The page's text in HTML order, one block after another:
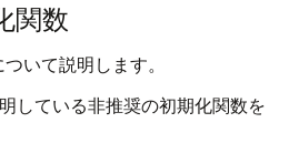
関数
いて説明します。
している非推奨の初期化関数を